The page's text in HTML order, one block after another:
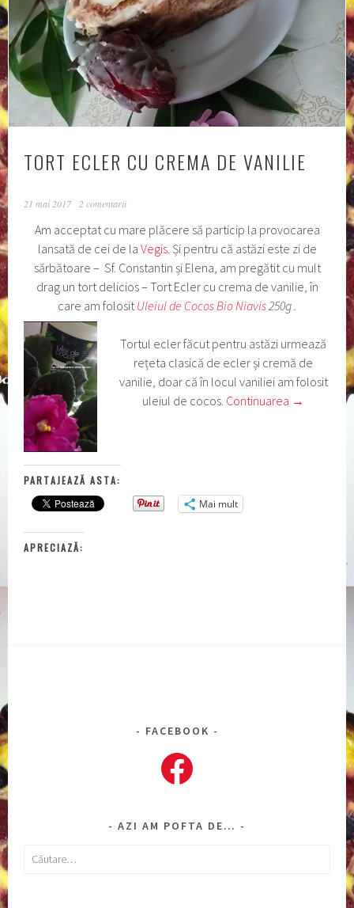
TORT ECLER CU CREMA DE VANILIE
21 mai 2017 2 comentarii
Am acceptat cu mare plăcere să particip la provocarea
lansată de cei de la Vegis. Și pentru că astăzi este zi de
sărbătoare – Sf. Constantin și Elena, am pregătit cu mult
drag un tort delicios – Tort Ecler cu crema de vanilie, în
care am folosit Uleiul de Cocos Bio Niavis 250g .
Tortul ecler făcut pentru astăzi urmează
rețeta clasică de ecler și cremă de
vanilie, doar că în locul vaniliei am folosit
uleiul de cocos. Continuarea →
PARTAJEAZĂ ASTA:
Mai mult
APRECIAZĂ:
FACEBOOK
Facebook
AZI AM POFTA DE…
Caută